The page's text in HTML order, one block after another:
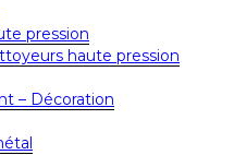
pression
haute pression
– Décoration